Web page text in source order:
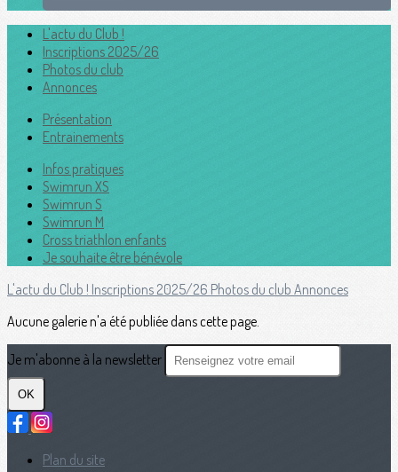
L'actu du Club !
Inscriptions 2025/26
Photos du club
Annonces
Présentation
Entrainements
Infos pratiques
Swimrun XS
Swimrun S
Swimrun M
Cross triathlon enfants
Je souhaite être bénévole
L'actu du Club ! Inscriptions 2025/26 Photos du club Annonces
Aucune galerie n'a été publiée dans cette page.
Je m'abonne à la newsletter
OK
Plan du site